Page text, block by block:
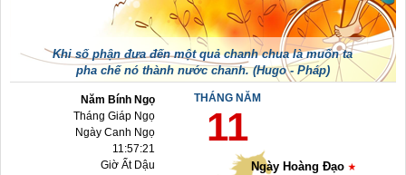
Khi số phận đưa đến một quả chanh chua là muốn ta
pha chế nó thành nước chanh. (Hugo - Pháp)
Năm Bính Ngọ
Tháng Giáp Ngọ
Ngày Canh Ngọ
11:57:21
Giờ Ất Dậu
THÁNG NĂM
11
Ngày Hoàng Đạo